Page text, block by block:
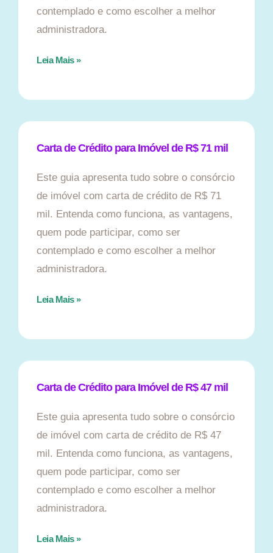
contemplado e como escolher a melhor
administradora.
Leia Mais »
Carta de Crédito para Imóvel de R$ 71 mil
Este guia apresenta tudo sobre o consórcio
de imóvel com carta de crédito de R$ 71
mil. Entenda como funciona, as vantagens,
quem pode participar, como ser
contemplado e como escolher a melhor
administradora.
Leia Mais »
Carta de Crédito para Imóvel de R$ 47 mil
Este guia apresenta tudo sobre o consórcio
de imóvel com carta de crédito de R$ 47
mil. Entenda como funciona, as vantagens,
quem pode participar, como ser
contemplado e como escolher a melhor
administradora.
Leia Mais »